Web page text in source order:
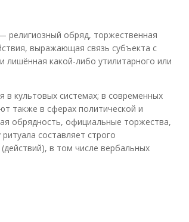
обряд, торжественная
выражающая связь субъекта с
лишённая какой-либо утилитарного или
в культовых системах; в современных
также в сферах политической и
обрядность, официальные торжества,
составляет строго
в том числе вербальных